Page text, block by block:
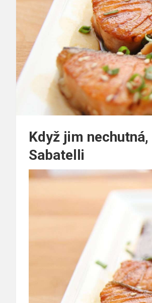
Když jim
Sabatelli